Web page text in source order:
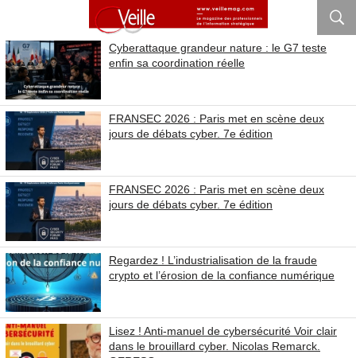
Cyberattaque grandeur nature : le G7 teste
enfin sa coordination réelle
FRANSEC 2026 : Paris met en scène deux
jours de débats cyber. 7e édition
FRANSEC 2026 : Paris met en scène deux
jours de débats cyber. 7e édition
Regardez ! L’industrialisation de la fraude
crypto et l’érosion de la confiance numérique
Lisez ! Anti-manuel de cybersécurité Voir clair
dans le brouillard cyber. Nicolas Remarck.